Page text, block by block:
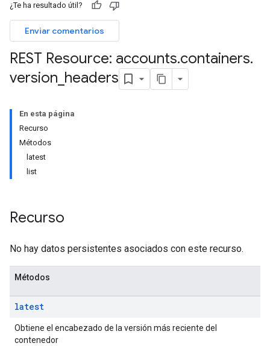
¿Te ha resultado útil?
Enviar comentarios
REST Resource: accounts.containers.
version headers
En esta página
Recurso
Métodos
latest
list
Recurso
No hay datos persistentes asociados con este recurso.
Métodos
latest
Obtiene el encabezado de la versión más reciente del
contenedor